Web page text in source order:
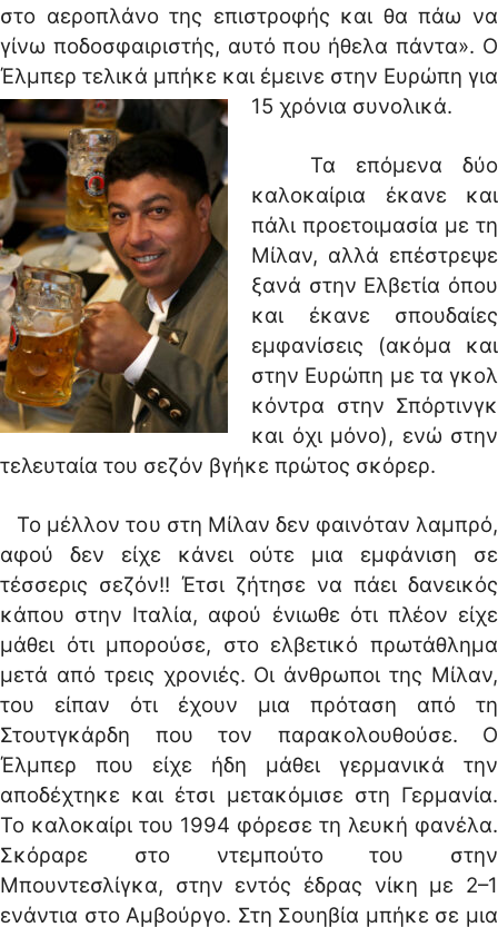
στο αεροπλάνο της επιστροφής και θα πάω να
γίνω ποδοσφαιριστής, αυτό που ήθελα πάντα». Ο
Έλμπερ τελικά μπήκε και έμεινε στην Ευρώπη για
15 χρόνια συνολικά.
Τα επόμενα δύο
καλοκαίρια έκανε και
πάλι προετοιμασία με τη
Μίλαν, αλλά επέστρεψε
ξανά στην Ελβετία όπου
και έκανε σπουδαίες
εμφανίσεις (ακόμα και
στην Ευρώπη με τα γκολ
κόντρα στην Σπόρτινγκ
και όχι μόνο), ενώ στην
τελευταία του σεζόν βγήκε πρώτος σκόρερ.
Το μέλλον του στη Μίλαν δεν φαινόταν λαμπρό,
αφού δεν είχε κάνει ούτε μια εμφάνιση σε
τέσσερις σεζόν!! Έτσι ζήτησε να πάει δανεικός
κάπου στην Ιταλία, αφού ένιωθε ότι πλέον είχε
μάθει ότι μπορούσε, στο ελβετικό πρωτάθλημα
μετά από τρεις χρονιές. Οι άνθρωποι της Μίλαν,
του είπαν ότι έχουν μια πρόταση από τη
Στουτγκάρδη που τον παρακολουθούσε. Ο
Έλμπερ που είχε ήδη μάθει γερμανικά την
αποδέχτηκε και έτσι μετακόμισε στη Γερμανία.
Το καλοκαίρι του 1994 φόρεσε τη λευκή φανέλα.
Σκόραρε στο ντεμπούτο του στην
Μπουντεσλίγκα, στην εντός έδρας νίκη με 2–1
ενάντια στο Αμβούργο. Στη Σουηβία μπήκε σε μια